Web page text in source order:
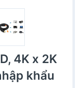
4K x 2K
khẩu